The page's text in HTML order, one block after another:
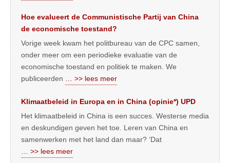
Hoe evalueert de Communistische Partij van China
de economische toestand?
Vorige week kwam het politbureau van de CPC samen,
onder meer om een periodieke evaluatie van de
economische toestand en politiek te maken. We
publiceerden
… >> lees meer
Klimaatbeleid in Europa en in China (opinie*) UPD
Het klimaatbeleid in China is een succes. Westerse media
en deskundigen geven het toe. Leren van China en
samenwerken met het land dan maar? ‘Dat
… >> lees meer